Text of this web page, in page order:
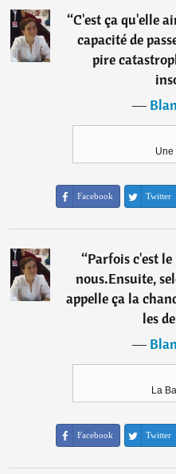
“C'est ça qu'elle
capacité de
pire
―
Une
Facebook Twitter
“Parfois c'est
nous.Ensuite,
appelle ça la
les
―
La
Facebook Twitter